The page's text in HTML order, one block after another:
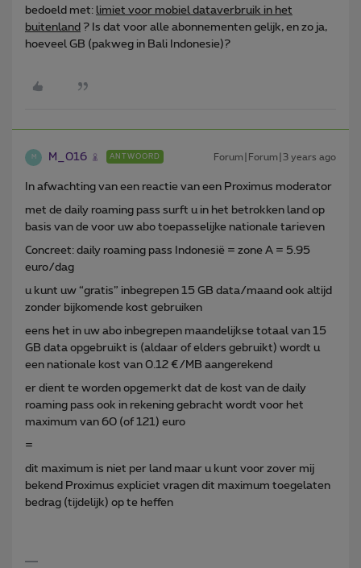
bedoeld met: limiet voor mobiel dataverbruik in het
buitenland ? Is dat voor alle abonnementen gelijk, en zo ja,
hoeveel GB (pakweg in Bali Indonesie)?
M M_016 ANTWOORD Forum|Forum|3 years ago
In afwachting van een reactie van een Proximus moderator
met de daily roaming pass surft u in het betrokken land op
basis van de voor uw abo toepasselijke nationale tarieven
Concreet: daily roaming pass Indonesië = zone A = 5.95
euro/dag
u kunt uw “gratis” inbegrepen 15 GB data/maand ook altijd
zonder bijkomende kost gebruiken
eens het in uw abo inbegrepen maandelijkse totaal van 15
GB data opgebruikt is (aldaar of elders gebruikt) wordt u
een nationale kost van 0.12 €/MB aangerekend
er dient te worden opgemerkt dat de kost van de daily
roaming pass ook in rekening gebracht wordt voor het
maximum van 60 (of 121) euro
=
dit maximum is niet per land maar u kunt voor zover mij
bekend Proximus expliciet vragen dit maximum toegelaten
bedrag (tijdelijk) op te heffen